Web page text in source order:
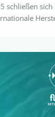
schließen
fundierte,
EmpCo, zur
und zu den
großen